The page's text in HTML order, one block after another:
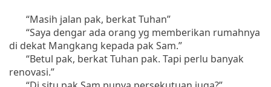
“Masih jalan pak, berkat Tuhan”
“Saya dengar ada orang yg memberikan rumahnya
di dekat Mangkang kepada pak Sam.”
“Betul pak, berkat Tuhan pak. Tapi perlu banyak
renovasi.”